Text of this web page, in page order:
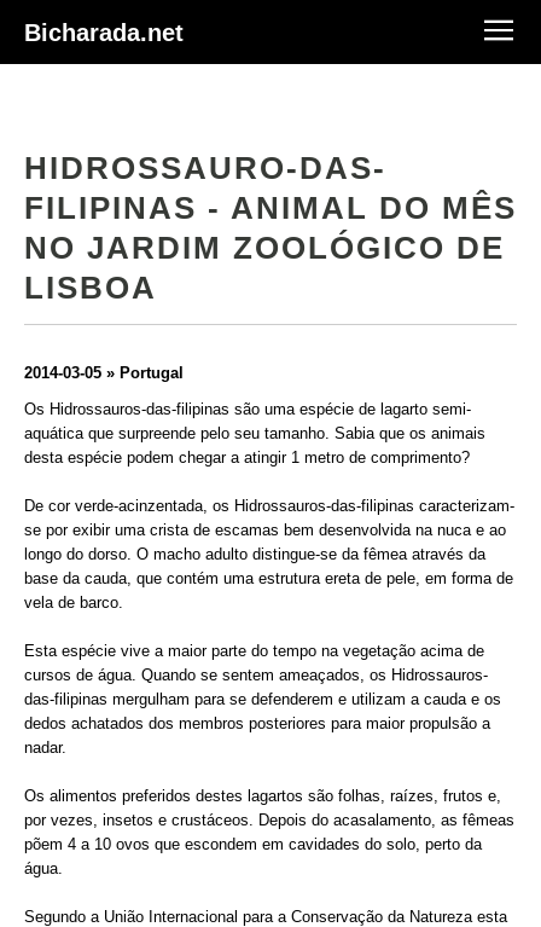
Bicharada.net
HIDROSSAURO-DAS-
FILIPINAS - ANIMAL DO MÊS
NO JARDIM ZOOLÓGICO DE
LISBOA
2014-03-05 » Portugal
Os Hidrossauros-das-filipinas são uma espécie de lagarto semi-
aquática que surpreende pelo seu tamanho. Sabia que os animais
desta espécie podem chegar a atingir 1 metro de comprimento?
De cor verde-acinzentada, os Hidrossauros-das-filipinas caracterizam-
se por exibir uma crista de escamas bem desenvolvida na nuca e ao
longo do dorso. O macho adulto distingue-se da fêmea através da
base da cauda, que contém uma estrutura ereta de pele, em forma de
vela de barco.
Esta espécie vive a maior parte do tempo na vegetação acima de
cursos de água. Quando se sentem ameaçados, os Hidrossauros-
das-filipinas mergulham para se defenderem e utilizam a cauda e os
dedos achatados dos membros posteriores para maior propulsão a
nadar.
Os alimentos preferidos destes lagartos são folhas, raízes, frutos e,
por vezes, insetos e crustáceos. Depois do acasalamento, as fêmeas
põem 4 a 10 ovos que escondem em cavidades do solo, perto da
água.
Segundo a União Internacional para a Conservação da Natureza esta